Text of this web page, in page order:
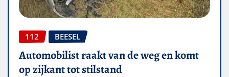
112 BEESEL
Automobilist raakt van de weg en komt
op zijkant tot stilstand